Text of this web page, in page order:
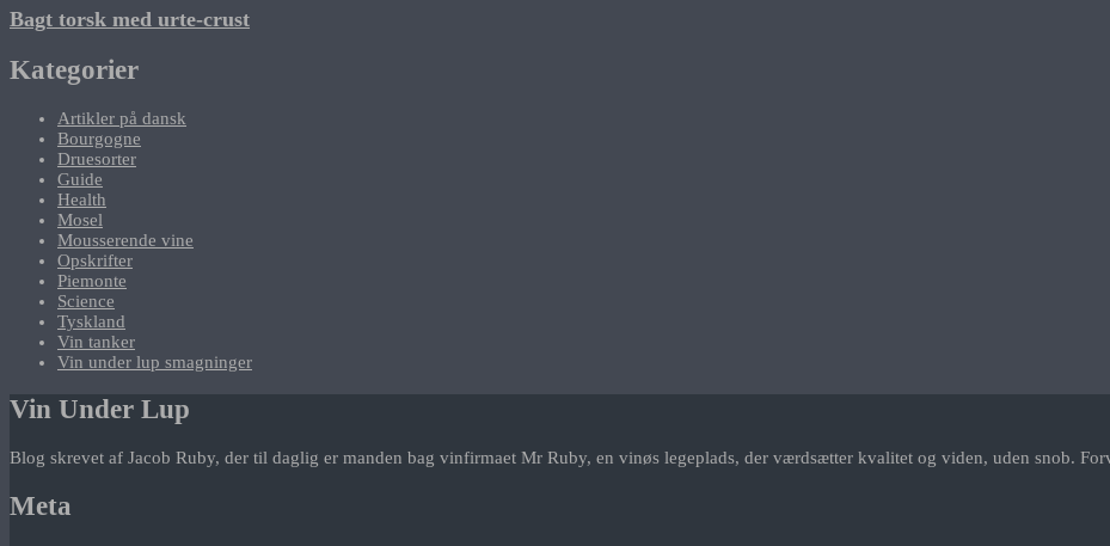
Bagt torsk med urte-crust
Kategorier
Artikler på dansk
Bourgogne
Druesorter
Guide
Health
Mosel
Mousserende vine
Opskrifter
Piemonte
Science
Tyskland
Vin tanker
Vin under lup smagninger
Vin Under Lup
Blog skrevet af Jacob Ruby, der til daglig er manden bag vinfirmaet Mr Ruby, en vinøs legeplads, der værdsætter kvalitet og viden, uden snob.
Meta